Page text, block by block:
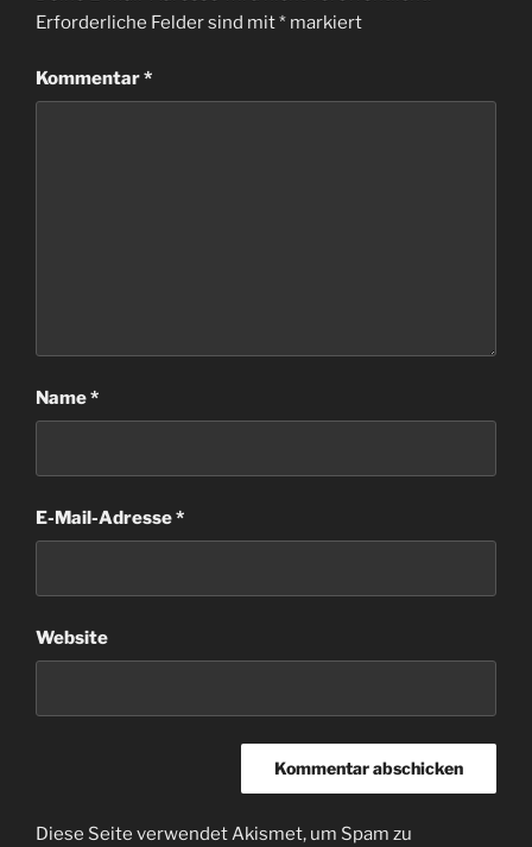
Erforderliche Felder sind mit* markiert
Kommentar*
Name*
E-Mail-Adresse*
Website
Diese Seite verwendet Akismet, um Spam zu